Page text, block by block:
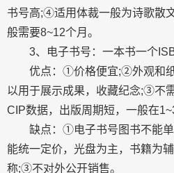
书号高;④适用体裁一般为诗歌散
般需要8~12个月。
3、电子书号：一本书一个
优点：①价格便宜;②外观和纸
以用于展示成果，收藏纪念;③不
CIP数据，出版周期短，一般在
缺点：①电子书号图书不能单
能统一定价，光盘为主，书籍为
称;③不对外公开销售。